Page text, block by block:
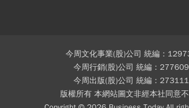
今周文化事業(股)公司 統編：
今周行銷(股)公司 統編：
今周出版(股)公司 統編：
版權所有 本網站圖文非經本社同意